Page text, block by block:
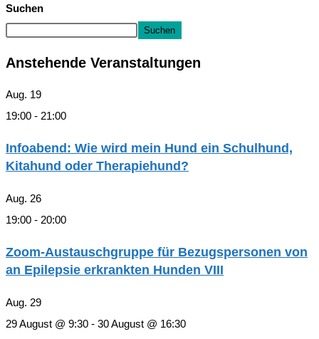
Suchen
Suchen
Anstehende Veranstaltungen
Aug. 19
19:00 - 21:00
Infoabend: Wie wird mein Hund ein Schulhund,
Kitahund oder Therapiehund?
Aug. 26
19:00 - 20:00
Zoom-Austauschgruppe für Bezugspersonen von
an Epilepsie erkrankten Hunden VIII
Aug. 29
29 August @ 9:30 - 30 August @ 16:30